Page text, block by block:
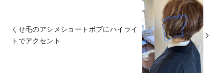
くせ毛のアシメショートボブにハイライ
トでアクセント